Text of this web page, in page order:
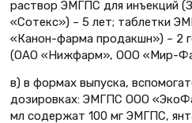
раствор ЭМГПС для инъекций
«Сотекс») – 5 лет; таблетки
«Канон-фарма продакшн») – 2
(ОАО «Нижфарм», ООО «Мир-
в) в формах выпуска,
дозировках: ЭМГПС ООО
мл содержат 100 мг ЭМГПС,